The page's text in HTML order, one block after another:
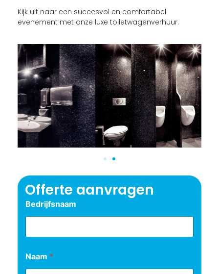
Kijk uit naar een succesvol en comfortabel
evenement met onze luxe toiletwagenverhuur.
Offerte aanvragen
Bedrijfsnaam
Naam *